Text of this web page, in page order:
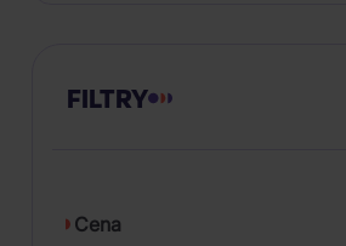
FILTRY
Cena